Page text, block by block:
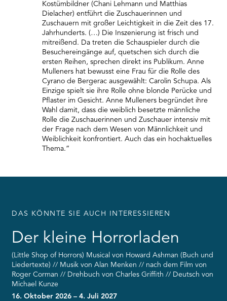
Kostümbildner (Chani Lehmann und Matthias
Dielacher) entführt die Zuschauerinnen und
Zuschauern mit großer Leichtigkeit in die Zeit des 17.
Jahrhunderts. (…) Die Inszenierung ist frisch und
mitreißend. Da treten die Schauspieler durch die
Besuchereingänge auf, quetschen sich durch die
ersten Reihen, sprechen direkt ins Publikum. Anne
Mulleners hat bewusst eine Frau für die Rolle des
Cyrano de Bergerac ausgewählt: Carolin Schupa. Als
Einzige spielt sie ihre Rolle ohne blonde Perücke und
Pflaster im Gesicht. Anne Mulleners begründet ihre
Wahl damit, dass die weiblich besetzte männliche
Rolle die Zuschauerinnen und Zuschauer intensiv mit
der Frage nach dem Wesen von Männlichkeit und
Weiblichkeit konfrontiert. Auch das ein hochaktuelles
Thema.”
DAS KÖNNTE SIE AUCH INTERESSIEREN
Der kleine Horrorladen
(Little Shop of Horrors) Musical von Howard Ashman (Buch und
Liedertexte) // Musik von Alan Menken // nach dem Film von
Roger Corman // Drehbuch von Charles Griffith // Deutsch von
Michael Kunze
16. Oktober 2026 – 4. Juli 2027